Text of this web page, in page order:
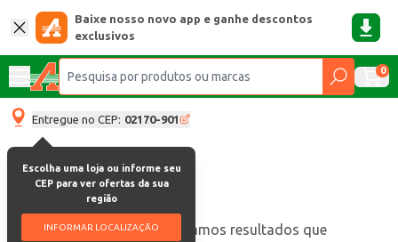
Baixe nosso novo app e ganhe descontos
exclusivos
0
Entregue no CEP: 02170-901
Escolha uma loja ou informe seu
CEP para ver ofertas da sua
região
INFORMAR LOCALIZAÇÃO
oops, não encontramos resultados que